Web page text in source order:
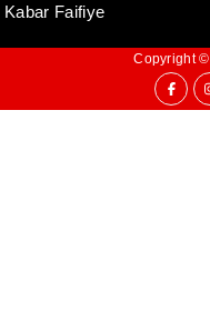
Kabar Faifiye
Copyright ©